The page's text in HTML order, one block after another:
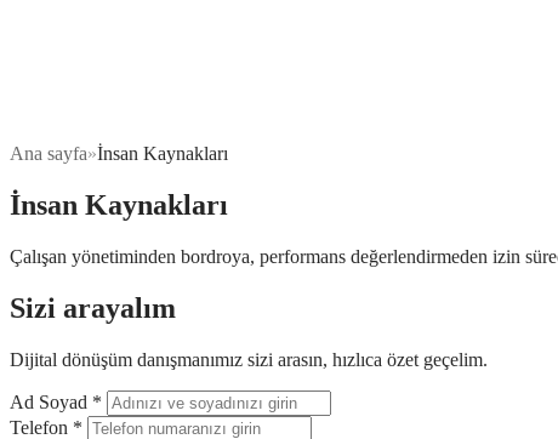
Ana sayfa»İnsan Kaynakları
İnsan Kaynakları
Çalışan yönetiminden bordroya, performans değerlendirmeden izin
Sizi arayalım
Dijital dönüşüm danışmanımız sizi arasın, hızlıca özet geçelim.
Ad Soyad *
Telefon *